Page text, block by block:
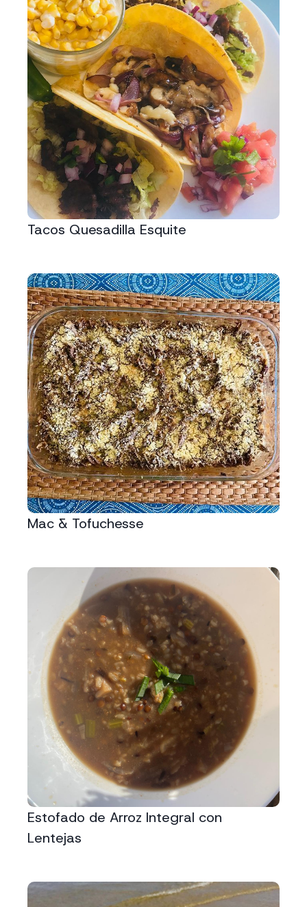
Tacos Quesadilla Esquite
Mac & Tofuchesse
Estofado de Arroz Integral con
Lentejas